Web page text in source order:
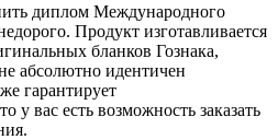
диплом Международного
Продукт изготавливается
бланков Гознака,
абсолютно идентичен
гарантирует
у вас есть возможность заказать